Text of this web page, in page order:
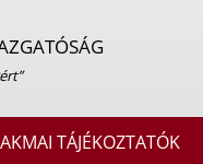
TÁJÉKOZTATÓK